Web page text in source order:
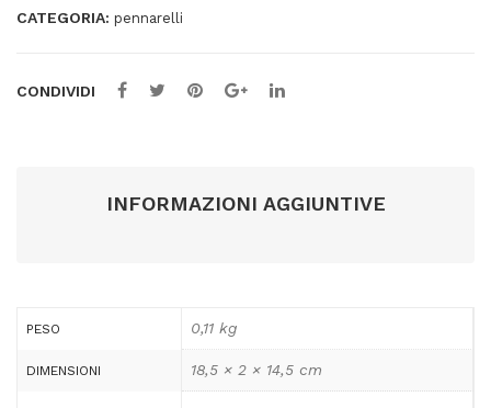
-
pezzi
CATEGORIA: pennarelli
CONDIVIDI
INFORMAZIONI AGGIUNTIVE
PESO 0,11 kg
DIMENSIONI 18,5 × 2 × 14,5 cm